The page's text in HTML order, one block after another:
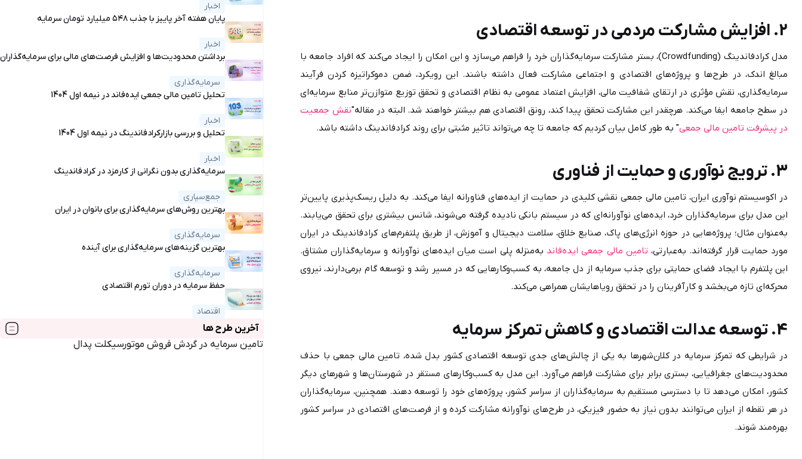
2. افزایش مشارکت مردمی در توسعه اقتصادی
در سطح جامعه ایفا می‌کند. هرچقدر این مشارکت تحقق پیدا کند، رونق اقتصادی هم بیشتر خواهند شد. البته در مقاله"
در پیشرفت تامین مالی جمعی" به طور کامل بیان کردیم که جامعه تا چه می‌تواند تاثیر مثبتی برای روند کرادفاندینگ داشته باشد.
3. ترویج نوآوری و حمایت از فناوری
مورد حمایت قرار گرفته‌اند. به‌عبارتی،
تامین مالی جمعی ایده‌فاند
محرکه‌ای تازه می‌بخشد و کارآفرینان را در تحقق رویاهایشان همراهی می‌کند.
4. توسعه عدالت اقتصادی و کاهش تمرکز سرمایه
بهره‌مند شوند.
اخبار
پایان هفته آخر پاییز با جذب ۵۴۸ میلیارد تومان سرمایه
اخبار
برداشتن محدودیت‌ها و افزایش فرصت‌های مالی برای سرمایه‌گذاران
سرمایه‌گذاری
تحلیل تامین مالی جمعی ایده‌فاند در نیمه اول 1404
اخبار
تحلیل و بررسی بازارکرادفاندینگ در نیمه اول 1404
اخبار
سرمایه‌گذاری بدون نگرانی از کارمزد در کرادفاندینگ
جمع‌سپاری
بهترین روش‌های سرمایه‌گذاری برای بانوان در ایران
سرمایه‌گذاری
بهترین گزینه‌های سرمایه‌گذاری برای آینده
سرمایه‌گذاری
حفظ سرمایه در دوران تورم اقتصادی
اقتصاد
آخرین طرح ها
تامین سرمایه در گردش فروش موتورسیکلت پدال